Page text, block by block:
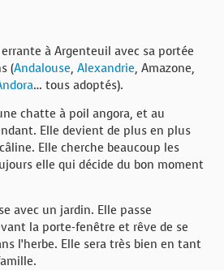
à Argenteuil avec sa portée
(Andalouse, Alexandrie, Amazone,
… tous adoptés).
chatte à poil angora, et au
Elle devient de plus en plus
Elle cherche beaucoup les
elle qui décide du bon moment
avec un jardin. Elle passe
la porte-fenêtre et rêve de se
l’herbe. Elle sera très bien en tant